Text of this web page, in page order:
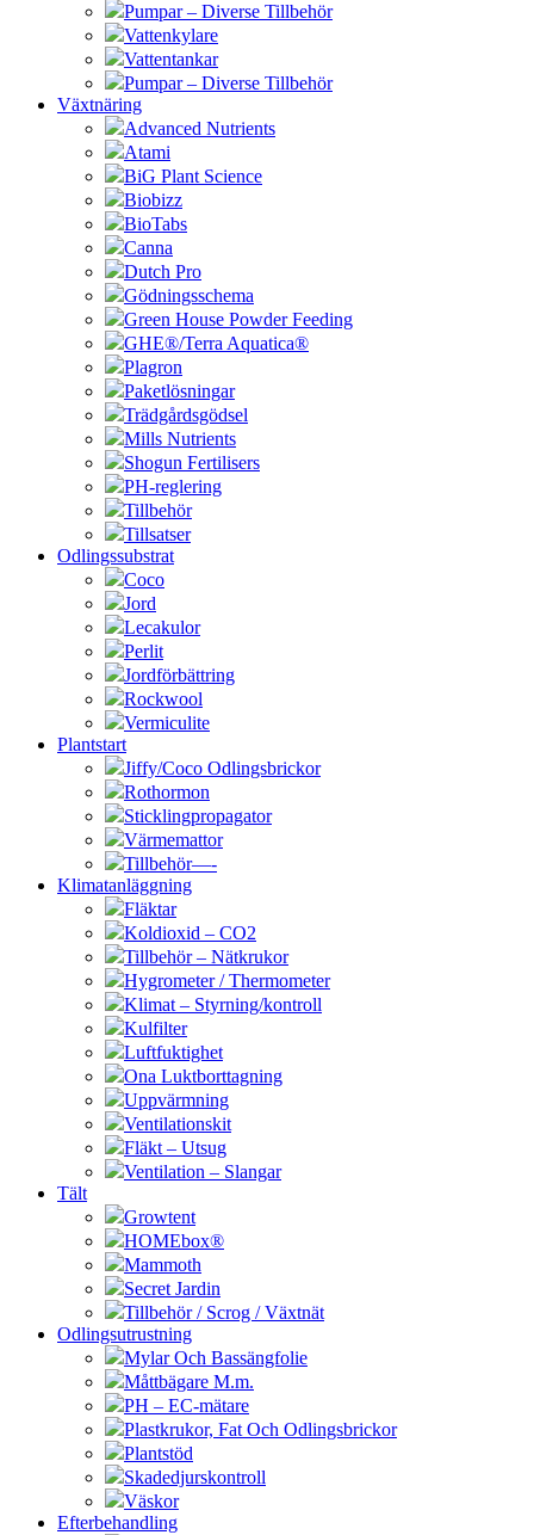
Pumpar – Diverse Tillbehör
Vattenkylare
Vattentankar
Pumpar – Diverse Tillbehör
Växtnäring
Advanced Nutrients
Atami
BiG Plant Science
Biobizz
BioTabs
Canna
Dutch Pro
Gödningsschema
Green House Powder Feeding
GHE®/Terra Aquatica®
Plagron
Paketlösningar
Trädgårdsgödsel
Mills Nutrients
Shogun Fertilisers
PH-reglering
Tillbehör
Tillsatser
Odlingssubstrat
Coco
Jord
Lecakulor
Perlit
Jordförbättring
Rockwool
Vermiculite
Plantstart
Jiffy/Coco Odlingsbrickor
Rothormon
Sticklingpropagator
Värmemattor
Tillbehör—-
Klimatanläggning
Fläktar
Koldioxid – CO2
Tillbehör – Nätkrukor
Hygrometer / Thermometer
Klimat – Styrning/kontroll
Kulfilter
Luftfuktighet
Ona Luktborttagning
Uppvärmning
Ventilationskit
Fläkt – Utsug
Ventilation – Slangar
Tält
Growtent
HOMEbox®
Mammoth
Secret Jardin
Tillbehör / Scrog / Växtnät
Odlingsutrustning
Mylar Och Bassängfolie
Måttbägare M.m.
PH – EC-mätare
Plastkrukor, Fat Och Odlingsbrickor
Plantstöd
Skadedjurskontroll
Väskor
Efterbehandling